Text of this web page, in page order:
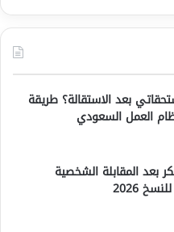
بعد الاستقالة؟ طريقة
العمل السعودي
بعد المقابلة الشخصية
2026